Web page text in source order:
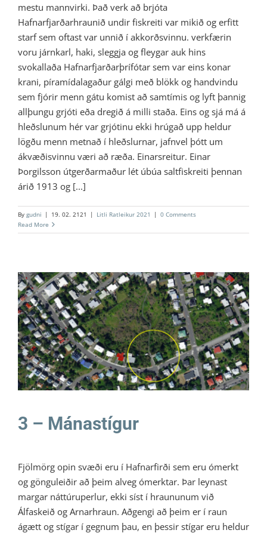
mestu mannvirki. Það verk að brjóta
Hafnarfjarðarhraunið undir fiskreiti var mikið og erfitt
starf sem oftast var unnið í akkorðsvinnu. verkfærin
voru járnkarl, haki, sleggja og fleygar auk hins
svokallaða Hafnarfjarðarþrífótar sem var eins konar
krani, píramídalagaður gálgi með blökk og handvindu
sem fjórir menn gátu komist að samtímis og lyft þannig
allþungu grjóti eða dregið á milli staða. Eins og sjá má á
hleðslunum hér var grjótinu ekki hrúgað upp heldur
lögðu menn metnað í hleðslurnar, jafnvel þótt um
ákvæðisvinnu væri að ræða. Einarsreitur. Einar
Þorgilsson útgerðarmaður lét úbúa saltfiskreiti þennan
árið 1913 og [...]
By gudni | 19. 02. 2121 | Litli Ratleikur 2021 | 0 Comments
Read More
3 – Mánastígur
Litli Ratleikur 2021
3 – Mánastígur
Fjölmörg opin svæði eru í Hafnarfirði sem eru ómerkt
og gönguleiðir að þeim alveg ómerktar. Þar leynast
margar náttúruperlur, ekki síst í hraununum við
Álfaskeið og Arnarhraun. Aðgengi að þeim er í raun
ágætt og stígar í gegnum þau, en þessir stígar eru heldur